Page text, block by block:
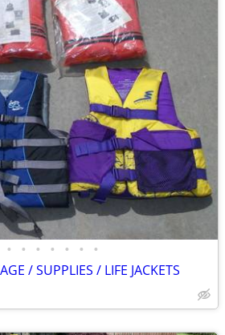
• • • • • • •
/ SUPPLIES / LIFE JACKETS